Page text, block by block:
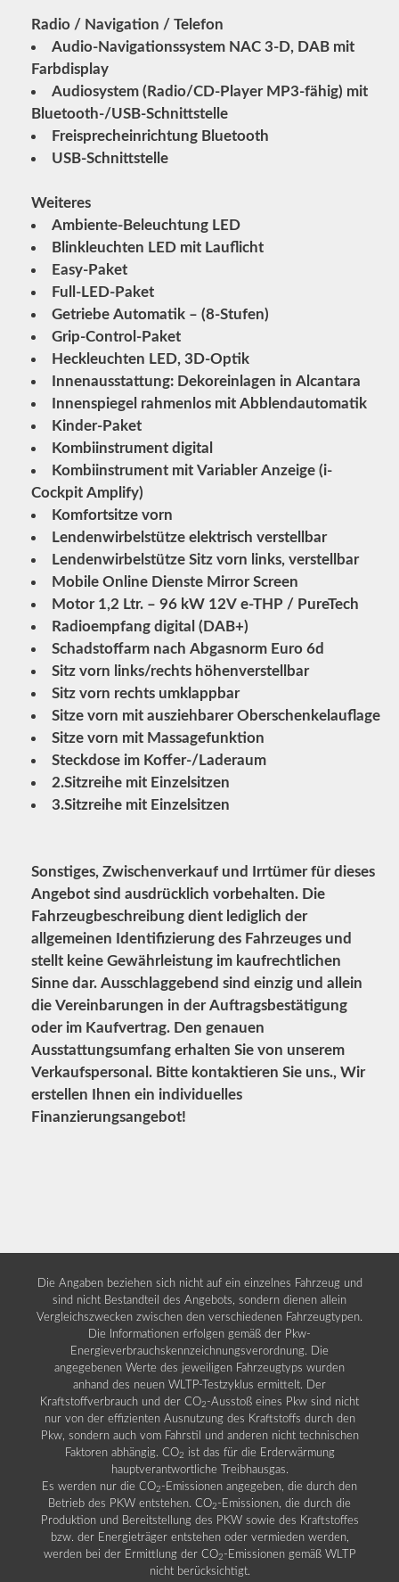
Radio / Navigation / Telefon
Audio-Navigationssystem NAC 3-D, DAB mit
Farbdisplay
Audiosystem (Radio/CD-Player MP3-fähig) mit
Bluetooth-/USB-Schnittstelle
Freisprecheinrichtung Bluetooth
USB-Schnittstelle
Weiteres
Ambiente-Beleuchtung LED
Blinkleuchten LED mit Lauflicht
Easy-Paket
Full-LED-Paket
Getriebe Automatik – (8-Stufen)
Grip-Control-Paket
Heckleuchten LED, 3D-Optik
Innenausstattung: Dekoreinlagen in Alcantara
Innenspiegel rahmenlos mit Abblendautomatik
Kinder-Paket
Kombiinstrument digital
Kombiinstrument mit Variabler Anzeige (i-
Cockpit Amplify)
Komfortsitze vorn
Lendenwirbelstütze elektrisch verstellbar
Lendenwirbelstütze Sitz vorn links, verstellbar
Mobile Online Dienste Mirror Screen
Motor 1,2 Ltr. – 96 kW 12V e-THP / PureTech
Radioempfang digital (DAB+)
Schadstoffarm nach Abgasnorm Euro 6d
Sitz vorn links/rechts höhenverstellbar
Sitz vorn rechts umklappbar
Sitze vorn mit ausziehbarer Oberschenkelauflage
Sitze vorn mit Massagefunktion
Steckdose im Koffer-/Laderaum
2.Sitzreihe mit Einzelsitzen
3.Sitzreihe mit Einzelsitzen
Sonstiges, Zwischenverkauf und Irrtümer für dieses
Angebot sind ausdrücklich vorbehalten. Die
Fahrzeugbeschreibung dient lediglich der
allgemeinen Identifizierung des Fahrzeuges und
stellt keine Gewährleistung im kaufrechtlichen
Sinne dar. Ausschlaggebend sind einzig und allein
die Vereinbarungen in der Auftragsbestätigung
oder im Kaufvertrag. Den genauen
Ausstattungsumfang erhalten Sie von unserem
Verkaufspersonal. Bitte kontaktieren Sie uns., Wir
erstellen Ihnen ein individuelles
Finanzierungsangebot!
Die Angaben beziehen sich nicht auf ein einzelnes Fahrzeug und
sind nicht Bestandteil des Angebots, sondern dienen allein
Vergleichszwecken zwischen den verschiedenen Fahrzeugtypen.
Die Informationen erfolgen gemäß der Pkw-
Energieverbrauchskennzeichnungsverordnung. Die
angegebenen Werte des jeweiligen Fahrzeugtyps wurden
anhand des neuen WLTP-Testzyklus ermittelt. Der
Kraftstoffverbrauch und der CO2 -Ausstoß eines Pkw sind nicht
nur von der effizienten Ausnutzung des Kraftstoffs durch den
Pkw, sondern auch vom Fahrstil und anderen nicht technischen
Faktoren abhängig. CO2 ist das für die Erderwärmung
hauptverantwortliche Treibhausgas.
Es werden nur die CO2 -Emissionen angegeben, die durch den
Betrieb des PKW entstehen. CO2 -Emissionen, die durch die
Produktion und Bereitstellung des PKW sowie des Kraftstoffes
bzw. der Energieträger entstehen oder vermieden werden,
werden bei der Ermittlung der CO2 -Emissionen gemäß WLTP
nicht berücksichtigt.